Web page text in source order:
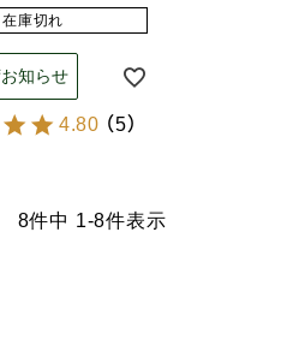
在庫切れ
知らせ
4.80 （5）
8件中 1-8件表示